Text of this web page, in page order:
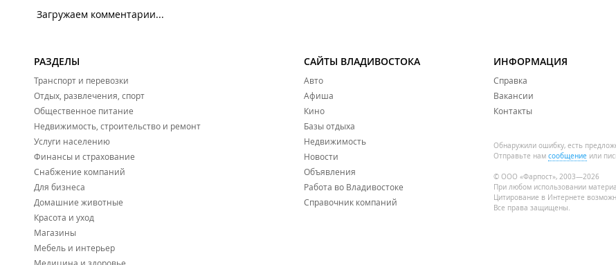
Загружаем комментарии...
РАЗДЕЛЫ
Транспорт и перевозки
Отдых, развлечения, спорт
Общественное питание
Недвижимость, строительство и ремонт
Услуги населению
Финансы и страхование
Снабжение компаний
Для бизнеса
Домашние животные
Красота и уход
Магазины
Мебель и интерьер
САЙТЫ ВЛАДИВОСТОКА
Авто
Афиша
Кино
Базы отдыха
Недвижимость
Новости
Объявления
Работа во Владивостоке
Справочник компаний
ИНФОРМАЦИЯ
Справка
Вакансии
Контакты
Обнаружили ошибку, есть
Отправьте нам сообщение или
© ООО «Фарпост», 2003—2026
При любом использовании
Цитирование в Интернете
Все права защищены.